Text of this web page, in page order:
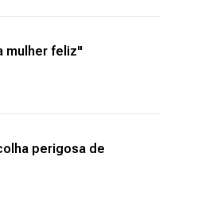
mulher feliz"
perigosa de